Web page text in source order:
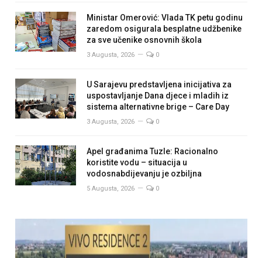
Ministar Omerović: Vlada TK petu godinu
zaredom osigurala besplatne udžbenike
za sve učenike osnovnih škola
3 Augusta, 2026 0
U Sarajevu predstavljena inicijativa za
uspostavljanje Dana djece i mladih iz
sistema alternativne brige – Care Day
3 Augusta, 2026 0
Apel građanima Tuzle: Racionalno
koristite vodu – situacija u
vodosnabdijevanju je ozbiljna
5 Augusta, 2026 0